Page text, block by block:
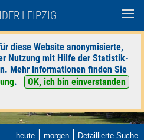
LEIPZIG
diese Website anonymisierte,
Nutzung mit Hilfe der Statistik-
Mehr Informationen finden Sie
.
OK, ich bin einverstanden
heute | morgen | Detaillierte Suche